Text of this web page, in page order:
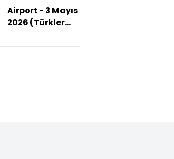
EXPO'da İmzalar
Atıldı!)
Airport - 3 Mayıs
2026 (Türkler
Neden Gitmeli?)